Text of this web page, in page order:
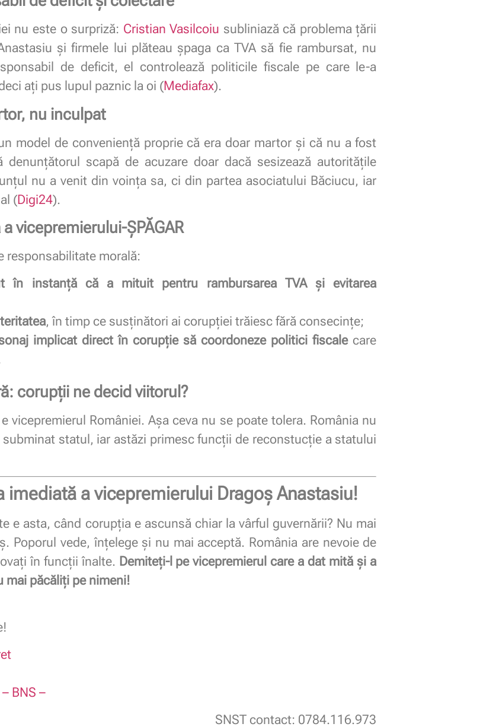
nu este o surpriză: Cristian Vasilcoiu subliniază că problema ţării
și firmele lui plăteau șpaga ca TVA să fie rambursat, nu
de deficit, el controlează politicile fiscale pe care le-a
ați pus lupul paznic la oi (Mediafax).
nu inculpat
model de conveniență proprie că era doar martor și că nu a fost
denunțătorul scapă de acuzare doar dacă sesizează autoritățile
nu a venit din voința sa, ci din partea asociatului Băciucu, iar
(Digi24).
vicepremierului‑ȘPĂGAR
responsabilitate morală:
în instanță că a mituit pentru rambursarea TVA și evitarea
, în timp ce susținători ai corupției trăiesc fără consecințe;
implicat direct în corupție să coordoneze politici fiscalecare
corupții ne decid viitorul?
României. Așa ceva nu se poate tolera. România nu
statul, iar astăzi primesc funcții de reconstucție a statului
imediată a vicepremierului Dragoș Anastasiu!
e asta, când corupția e ascunsă chiar la vârful guvernării? Nu mai
Poporul vede, înțelege și nu mai acceptă. România are nevoie de
în funcții înalte. Demiteți-l pe vicepremierul care a dat mită și a
mai păcăliți pe nimeni!
BNS –
SNST contact: 0784.116.973